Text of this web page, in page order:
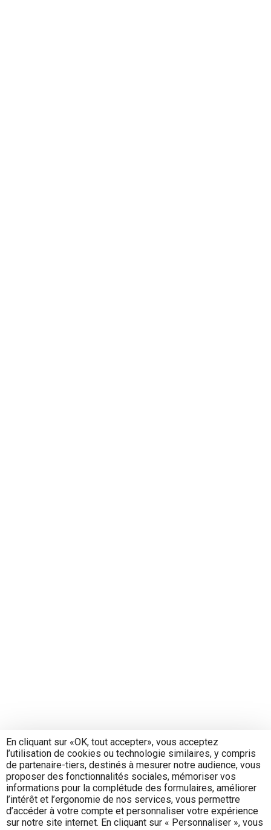
En cliquant sur «OK, tout accepter», vous acceptez
l’utilisation de cookies ou technologie similaires, y compris
de partenaire-tiers, destinés à mesurer notre audience, vous
proposer des fonctionnalités sociales, mémoriser vos
informations pour la complétude des formulaires, améliorer
l’intérêt et l’ergonomie de nos services, vous permettre
d’accéder à votre compte et personnaliser votre expérience
sur notre site internet. En cliquant sur « Personnaliser », vous